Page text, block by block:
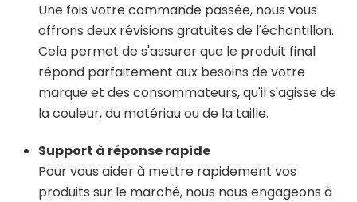
Une fois votre commande passée, nous vous
offrons deux révisions gratuites de l'échantillon.
Cela permet de s'assurer que le produit final
répond parfaitement aux besoins de votre
marque et des consommateurs, qu'il s'agisse de
la couleur, du matériau ou de la taille.
Support à réponse rapide
Pour vous aider à mettre rapidement vos
produits sur le marché, nous nous engageons à